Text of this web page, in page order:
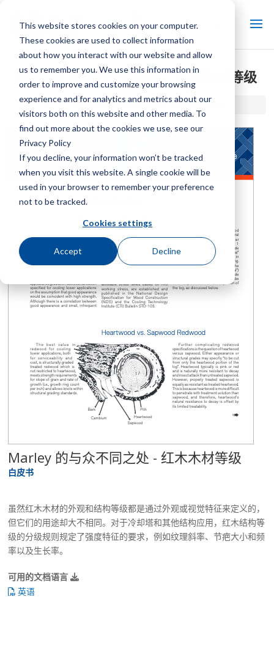
This website stores cookies on your computer.
These cookies are used to collect information
about how you interact with our website and allow
us to remember you. We use this information in
order to improve and customize your browsing
experience and for analytics and metrics about our
visitors both on this website and other media. To
find out more about the cookies we use, see our
Privacy Policy
If you decline, your information won’t be tracked
when you visit this website. A single cookie will be
used in your browser to remember your preference
not to be tracked.
Cookies settings
Accept Decline
Marley 的与众不同之处 – 红木木材等级
首页 / 图书馆 /Marley 的与众不同之处 – 红木木材等级
Marley 的与众不同之处 - 红木木材等级
白皮书
虽然红木木材的外观和结构等级都是通过外观或视觉特征来定义的，
但它们的用途却大不相同。对于冷却塔和其他结构应用，红木结构等
级的分级规则规定了强度特征的要求，例如纹理斜率、节疤大小和频
率以及生长率。
可用的文档语言
英语